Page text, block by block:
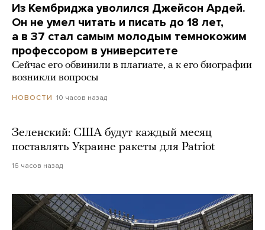
Из Кембриджа уволился Джейсон Ардей.
Он не умел читать и писать до 18 лет,
а в 37 стал самым молодым темнокожим
профессором в университете
Сейчас его обвинили в плагиате, а к его биографии
возникли вопросы
НОВОСТИ 10 часов назад
Зеленский: США будут каждый месяц
поставлять Украине ракеты для Patriot
16 часов назад